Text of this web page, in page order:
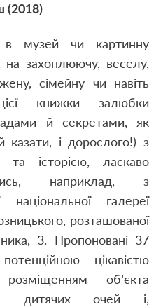
(2018)
в музей чи картинну
на захоплюючу, веселу,
сімейну чи навіть
книжки залюбки
й секретами, як
і дорослого!) з
та історією, ласкаво
наприклад, з
національної галереї
розташованої
3. Пропоновані 37
цікавістю
об’єкта
дитячих очей і,